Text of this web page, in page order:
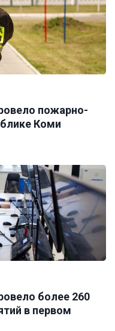
пожарно-
Коми
более 260
в первом